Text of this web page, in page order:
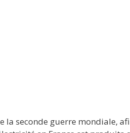
la seconde guerre mondiale,